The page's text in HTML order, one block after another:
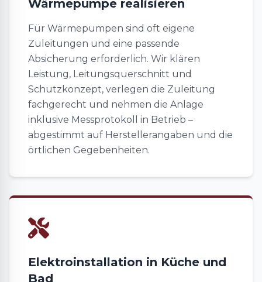
Wärmepumpe realisieren
Für Wärmepumpen sind oft eigene
Zuleitungen und eine passende
Absicherung erforderlich. Wir klären
Leistung, Leitungsquerschnitt und
Schutzkonzept, verlegen die Zuleitung
fachgerecht und nehmen die Anlage
inklusive Messprotokoll in Betrieb –
abgestimmt auf Herstellerangaben und die
örtlichen Gegebenheiten.
Elektroinstallation in Küche und
Bad